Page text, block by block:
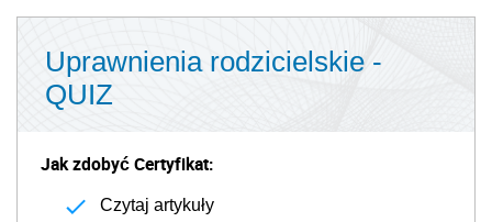
Uprawnienia rodzicielskie -
QUIZ
Jak zdobyć Certyfikat:
Czytaj artykuły